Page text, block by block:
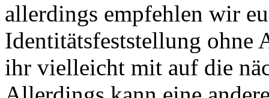
allerdings empfehlen wir
Identitätsfeststellung ohne
ihr vielleicht mit auf die